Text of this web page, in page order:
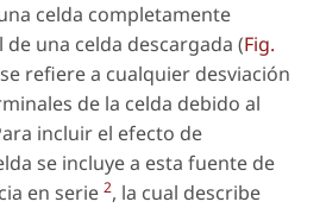
celda completamente
una celda descargada (Fig.
refiere a cualquier desviación
de la celda debido al
incluir el efecto de
se incluye a esta fuente de
en serie 2, la cual describe